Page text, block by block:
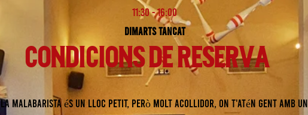
11:30 - 16:00
Dimarts tancat
CONDICIONS DE RESERVA
La Malabarista és un lloc petit, però molt acollidor, on t'atén gent amb un